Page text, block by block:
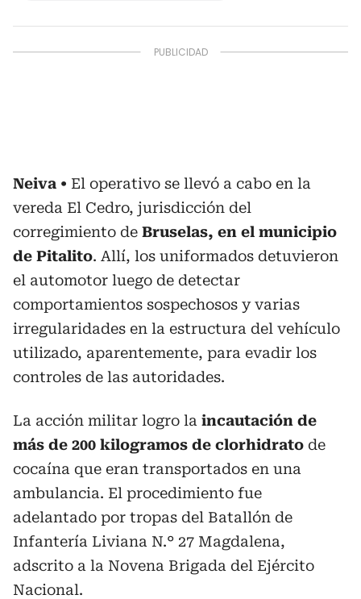
Neiva
El operativo se llevó a cabo en la
vereda El Cedro, jurisdicción del
corregimiento de Bruselas, en el municipio
de Pitalito. Allí, los uniformados detuvieron
el automotor luego de detectar
comportamientos sospechosos y varias
irregularidades en la estructura del vehículo
utilizado, aparentemente, para evadir los
controles de las autoridades.
La acción militar logro la incautación de
más de 200 kilogramos de clorhidrato de
cocaína que eran transportados en una
ambulancia. El procedimiento fue
adelantado por tropas del Batallón de
Infantería Liviana N.° 27 Magdalena,
adscrito a la Novena Brigada del Ejército
Nacional.